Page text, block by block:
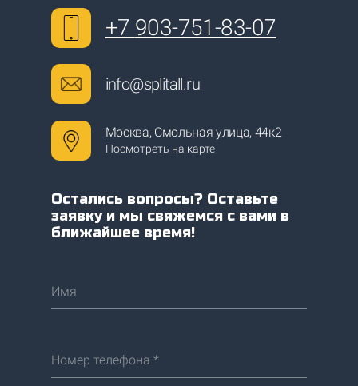
Москва, Смольная улица, 44к2
+7 903-751-83-07
info@splitall.ru
Остались вопросы? Оставьте
заявку и мы свяжемся с вами в
ближайшее время!
Имя
Номер телефона *
Посмотреть на карте